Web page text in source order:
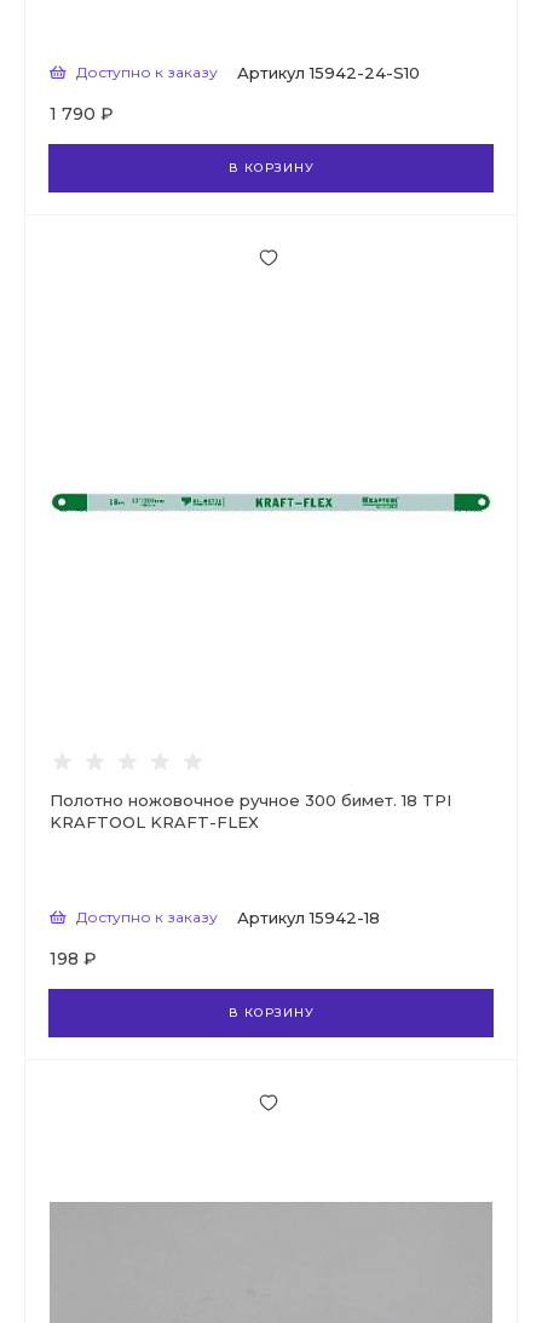
Доступно к заказу Артикул 15942-24-S10
1 790 ₽
В КОРЗИНУ
Полотно ножовочное ручное 300 бимет. 18 TPI
KRAFTOOL KRAFT-FLEX
Доступно к заказу Артикул 15942-18
198 ₽
В КОРЗИНУ